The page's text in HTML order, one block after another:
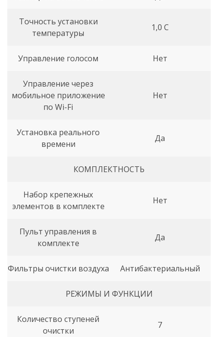
Точность установки
температуры
1,0 С
Управление голосом Нет
Управление через
мобильное приложение
по Wi-Fi
Нет
Установка реального
времени
Да
КОМПЛЕКТНОСТЬ
Набор крепежных
элементов в комплекте
Нет
Пульт управления в
комплекте
Да
Фильтры очистки воздуха Антибактериальный
РЕЖИМЫ И ФУНКЦИИ
Количество ступеней
очистки
7